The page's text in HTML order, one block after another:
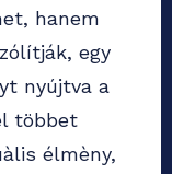
hanem
egy
nyújtva a
többet
élmèny,